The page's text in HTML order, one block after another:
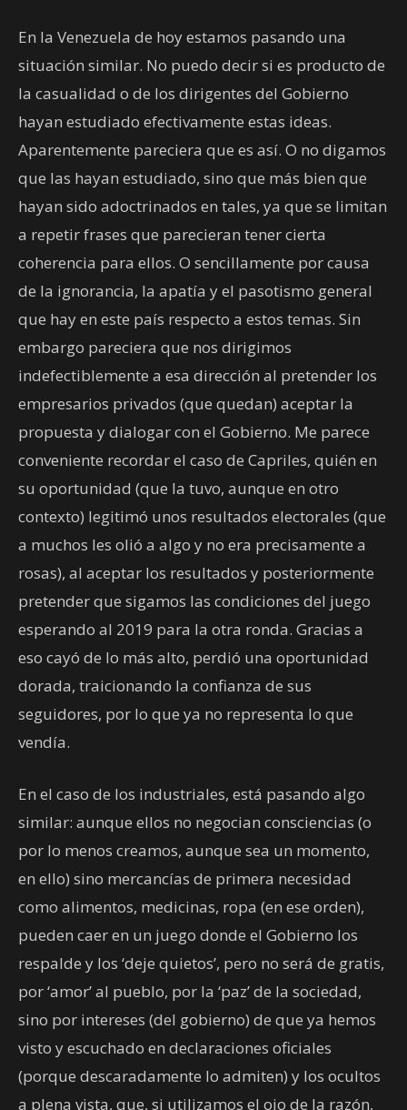
En la Venezuela de hoy estamos pasando una
situación similar. No puedo decir si es producto de
la casualidad o de los dirigentes del Gobierno
hayan estudiado efectivamente estas ideas.
Aparentemente pareciera que es así. O no digamos
que las hayan estudiado, sino que más bien que
hayan sido adoctrinados en tales, ya que se limitan
a repetir frases que parecieran tener cierta
coherencia para ellos. O sencillamente por causa
de la ignorancia, la apatía y el pasotismo general
que hay en este país respecto a estos temas. Sin
embargo pareciera que nos dirigimos
indefectiblemente a esa dirección al pretender los
empresarios privados (que quedan) aceptar la
propuesta y dialogar con el Gobierno. Me parece
conveniente recordar el caso de Capriles, quién en
su oportunidad (que la tuvo, aunque en otro
contexto) legitimó unos resultados electorales (que
a muchos les olió a algo y no era precisamente a
rosas), al aceptar los resultados y posteriormente
pretender que sigamos las condiciones del juego
esperando al 2019 para la otra ronda. Gracias a
eso cayó de lo más alto, perdió una oportunidad
dorada, traicionando la confianza de sus
seguidores, por lo que ya no representa lo que
vendía.
En el caso de los industriales, está pasando algo
similar: aunque ellos no negocian consciencias (o
por lo menos creamos, aunque sea un momento,
en ello) sino mercancías de primera necesidad
como alimentos, medicinas, ropa (en ese orden),
pueden caer en un juego donde el Gobierno los
respalde y los ‘deje quietos’, pero no será de gratis,
por ‘amor’ al pueblo, por la ‘paz’ de la sociedad,
sino por intereses (del gobierno) de que ya hemos
visto y escuchado en declaraciones oficiales
(porque descaradamente lo admiten) y los ocultos
a plena vista, que, si utilizamos el ojo de la razón,